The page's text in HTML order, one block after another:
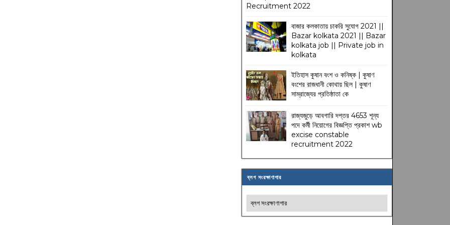
Recruitment 2022
বাজার কলকাতায় চাকরি সুযোগ 2021 ||
Bazar kolkata 2021 || Bazar
kolkata job || Private job in
kolkata
ইতিহাস কুষান বংশ ও কনিষ্ক | কুষাণ
বংশের রাজধানী কোথায় ছিল | কুষাণ
সাম্রাজ্যের প্রতিষ্ঠাতা কে
রাজ্যজুড়ে আবগারি দপ্তর 4653 শূন্য
পদে কর্মী নিয়োগের বিজ্ঞপ্তি প্রকাশ wb
excise constable
recruitment 2022
ব্লগ সংরক্ষাণাগার